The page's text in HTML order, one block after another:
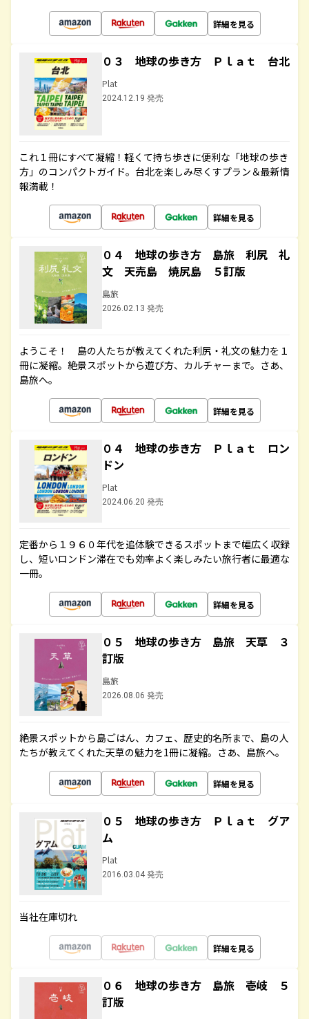
詳細を見る
０３ 地球の歩き方 Ｐｌａｔ 台北
Plat
2024.12.19 発売
これ１冊にすべて凝縮！軽くて持ち歩きに便利な「地球の歩き
方」のコンパクトガイド。台北を楽しみ尽くすプラン＆最新情
報満載！
詳細を見る
０４ 地球の歩き方 島旅 利尻 礼
文 天売島 焼尻島 ５訂版
島旅
2026.02.13 発売
ようこそ！ 島の人たちが教えてくれた利尻・礼文の魅力を１
冊に凝縮。絶景スポットから遊び方、カルチャーまで。さあ、
島旅へ。
詳細を見る
０４ 地球の歩き方 Ｐｌａｔ ロン
ドン
Plat
2024.06.20 発売
定番から１９６０年代を追体験できるスポットまで幅広く収録
し、短いロンドン滞在でも効率よく楽しみたい旅行者に最適な
一冊。
詳細を見る
０５ 地球の歩き方 島旅 天草 ３
訂版
島旅
2026.08.06 発売
絶景スポットから島ごはん、カフェ、歴史的名所まで、島の人
たちが教えてくれた天草の魅力を1冊に凝縮。さあ、島旅へ。
詳細を見る
０５ 地球の歩き方 Ｐｌａｔ グア
ム
Plat
2016.03.04 発売
当社在庫切れ
詳細を見る
０６ 地球の歩き方 島旅 壱岐 ５
訂版